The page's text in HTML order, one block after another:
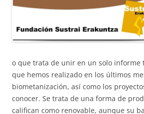
o que trata de unir en un solo informe
que hemos realizado en los últimos
biometanización, así como los
conocer. Se trata de una forma de
califican como renovable, aunque su